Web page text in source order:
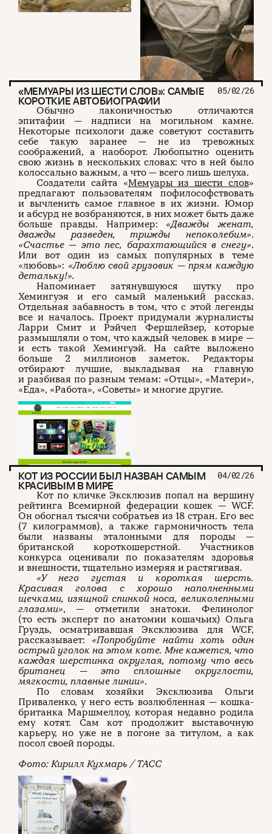
«МЕМУАРЫ ИЗ ШЕСТИ СЛОВ»: САМЫЕ
КОРОТКИЕ АВТОБИОГРАФИИ
05/02/26
Обычно лаконичностью отличаются
эпитафии — надписи на могильном камне.
Некоторые психологи даже советуют составить
себе такую заранее — не из тревожных
соображений, а наоборот. Любопытно оценить
свою жизнь в нескольких словах: что в ней было
колоссально важным, а что — всего лишь шелуха.
Создатели сайта «Мемуары из шести слов»
предлагают пользователям пофилософствовать
и вычленить самое главное в их жизни. Юмор
и абсурд не возбраняются, в них может быть даже
больше правды. Например: «Дважды женат,
дважды разведен, трижды непоколебим».
«Счастье — это пес, барахтающийся в снегу».
Или вот один из самых популярных в теме
«любовь»: «Люблю свой грузовик — прям каждую
детальку!».
Напоминает затянувшуюся шутку про
Хемингуэя и его самый маленький рассказ.
Отдельная забавность в том, что с этой легенды
все и началось. Проект придумали журналисты
Ларри Смит и Рэйчел Фершлейзер, которые
размышляли о том, что каждый человек в мире —
и есть такой Хемингуэй. На сайте выложено
больше 2 миллионов заметок. Редакторы
отбирают лучшие, выкладывая на главную
и разбивая по разным темам: «Отцы», «Матери»,
«Еда», «Работа», «Советы» и многие другие.
КОТ ИЗ РОССИИ БЫЛ НАЗВАН САМЫМ
КРАСИВЫМ В МИРЕ
04/02/26
Кот по кличке Эксклюзив попал на вершину
рейтинга Всемирной федерации кошек — WCF.
Он обогнал тысячи собратьев из 18 стран. Его вес
(7 килограммов), а также гармоничность тела
были названы эталонными для породы —
британской короткошерстной. Участников
конкурса оценивали по показателям здоровья
и внешности, тщательно измеряя и растягивая.
«У него густая и короткая шерсть.
Красивая голова с хорошо наполненными
щечками, изящной спинкой носа, великолепными
глазами», — отметили знатоки. Фелинолог
(то есть эксперт по анатомии кошачьих) Ольга
Груздь, осматривавшая Эксклюзива для WCF,
рассказывает: «Попробуйте найти хоть один
острый уголок на этом коте. Мне кажется, что
каждая шерстинка округлая, потому что весь
британец — это сплошные округлости,
мягкости, плавные линии».
По словам хозяйки Эксклюзива Ольги
Приваленко, у него есть возлюбленная — кошка-
британка Маршмеллоу, которая недавно родила
ему котят. Сам кот продолжит выставочную
карьеру, но уже не в погоне за титулом, а как
посол своей породы.
Фото: Кирилл Кухмарь / ТАСС